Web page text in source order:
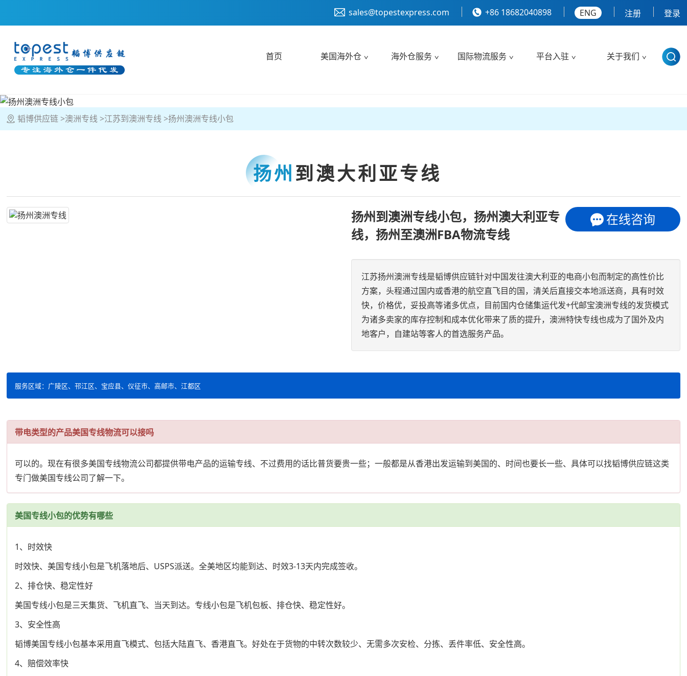
sales@topestexpress.com +86 18682040898 ENG 注册 登录
首页 美国海外仓 海外仓服务 国际物流服务 平台入驻 关于我们
韬博供应链 澳洲专线 江苏到澳洲专线 扬州澳洲专线小包
扬州 到澳大利亚专线
在线咨询
扬州到澳洲专线小包，扬州澳大利亚专
线，扬州至澳洲FBA物流专线
江苏扬州澳洲专线是韬博供应链针对中国发往澳大利亚的电商小包而制定的高性价比
方案，头程通过国内或香港的航空直飞目的国，清关后直接交本地派送商，具有时效
快，价格优，妥投高等诸多优点，目前国内仓储集运代发+代邮宝澳洲专线的发货模式
为诸多卖家的库存控制和成本优化带来了质的提升，澳洲特快专线也成为了国外及内
地客户，自建站等客人的首选服务产品。
服务区域：广陵区、邗江区、宝应县、仪征市、高邮市、江都区
带电类型的产品美国专线物流可以接吗
可以的。现在有很多美国专线物流公司都提供带电产品的运输专线、不过费用的话比普货要贵一些；一般都是从香港出发运输到美国的、时间也要长一些、具体可以找韬博供应链这类
专门做美国专线公司了解一下。
美国专线小包的优势有哪些
1、时效快
时效快、美国专线小包是飞机落地后、USPS派送。全美地区均能到达、时效3-13天内完成签收。
2、排仓快、稳定性好
美国专线小包是三天集货、飞机直飞、当天到达。专线小包是飞机包板、排仓快、稳定性好。
3、安全性高
韬博美国专线小包基本采用直飞模式、包括大陆直飞、香港直飞。好处在于货物的中转次数较少、无需多次安检、分拣、丢件率低、安全性高。
4、赔偿效率快